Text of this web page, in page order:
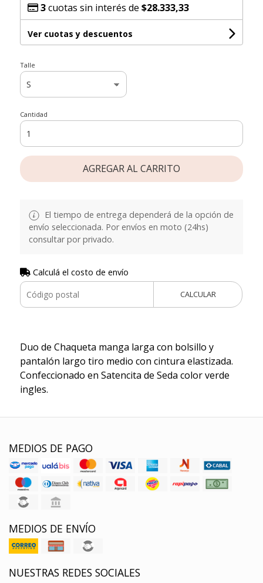
3cuotas sin interés de $28.333,33
Ver cuotas y descuentos
Talle
Cantidad
AGREGAR AL CARRITO
El tiempo de entrega dependerá de la opción de
envío seleccionada. Por envíos en moto (24hs)
consultar por privado.
Calculá el costo de envío
CALCULAR
Duo de Chaqueta manga larga con bolsillo y
pantalón largo tiro medio con cintura elastizada.
Confeccionado en Satencita de Seda color verde
ingles.
MEDIOS DE PAGO
MEDIOS DE ENVÍO
NUESTRAS REDES SOCIALES